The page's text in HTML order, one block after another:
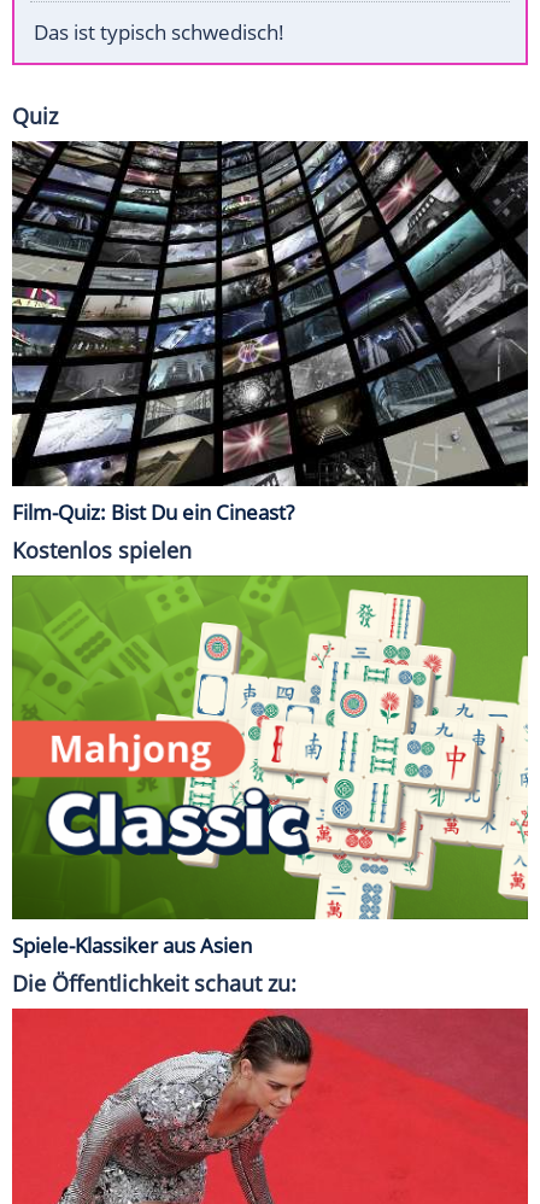
Das ist typisch schwedisch!
Quiz
Film-Quiz: Bist Du ein Cineast?
Kostenlos spielen
Spiele-Klassiker aus Asien
Die Öffentlichkeit schaut zu: